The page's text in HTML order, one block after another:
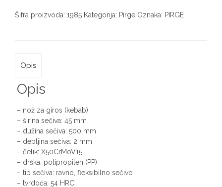
Šifra proizvoda: 1985 Kategorija: Pirge Oznaka: PIRGE
Opis
Opis
– nož za giros (kebab)
– širina sečiva: 45 mm
– dužina sečiva: 500 mm
– debljina sečiva: 2 mm
– čelik: X50CrMoV15
– drška: polipropilen (PP)
– tip sečiva: ravno, fleksibilno sečivo
– tvrdoća: 54 HRC